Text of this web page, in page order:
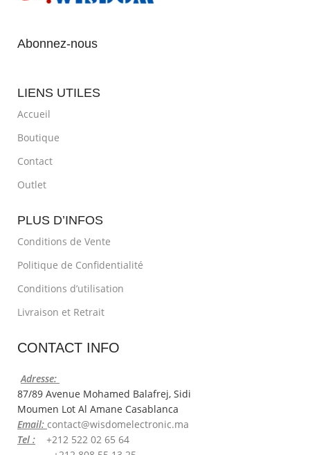
Abonnez-nous
LIENS UTILES
Accueil
Boutique
Contact
Outlet
PLUS D’INFOS
Conditions de Vente
Politique de Confidentialité
Conditions d’utilisation
Livraison et Retrait
CONTACT INFO
Adresse:
87/89 Avenue Mohamed Balafrej, Sidi
Moumen Lot Al Amane Casablanca
Email: contact@wisdomelectronic.ma
Tel : +212 522 02 65 64